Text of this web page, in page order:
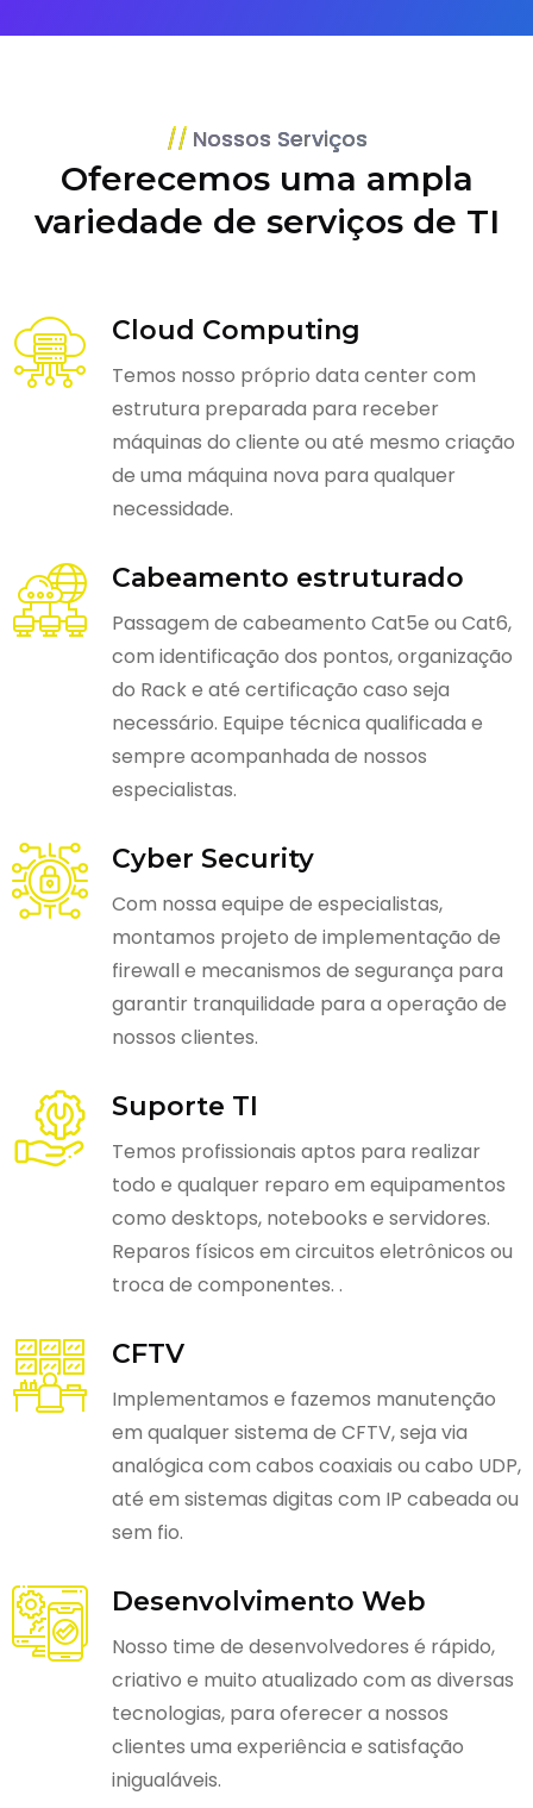
Nossos Serviços
Oferecemos uma ampla
variedade de serviços de TI
Cloud Computing
Temos nosso próprio data center com
estrutura preparada para receber
máquinas do cliente ou até mesmo criação
de uma máquina nova para qualquer
necessidade.
Cabeamento estruturado
Passagem de cabeamento Cat5e ou Cat6,
com identificação dos pontos, organização
do Rack e até certificação caso seja
necessário. Equipe técnica qualificada e
sempre acompanhada de nossos
especialistas.
Cyber Security
Com nossa equipe de especialistas,
montamos projeto de implementação de
firewall e mecanismos de segurança para
garantir tranquilidade para a operação de
nossos clientes.
Suporte TI
Temos profissionais aptos para realizar
todo e qualquer reparo em equipamentos
como desktops, notebooks e servidores.
Reparos físicos em circuitos eletrônicos ou
troca de componentes. .
CFTV
Implementamos e fazemos manutenção
em qualquer sistema de CFTV, seja via
analógica com cabos coaxiais ou cabo UDP,
até em sistemas digitas com IP cabeada ou
sem fio.
Desenvolvimento Web
Nosso time de desenvolvedores é rápido,
criativo e muito atualizado com as diversas
tecnologias, para oferecer a nossos
clientes uma experiência e satisfação
inigualáveis.